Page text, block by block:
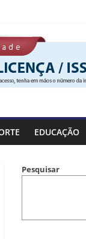
EDUCAÇÃO
Pesquisar